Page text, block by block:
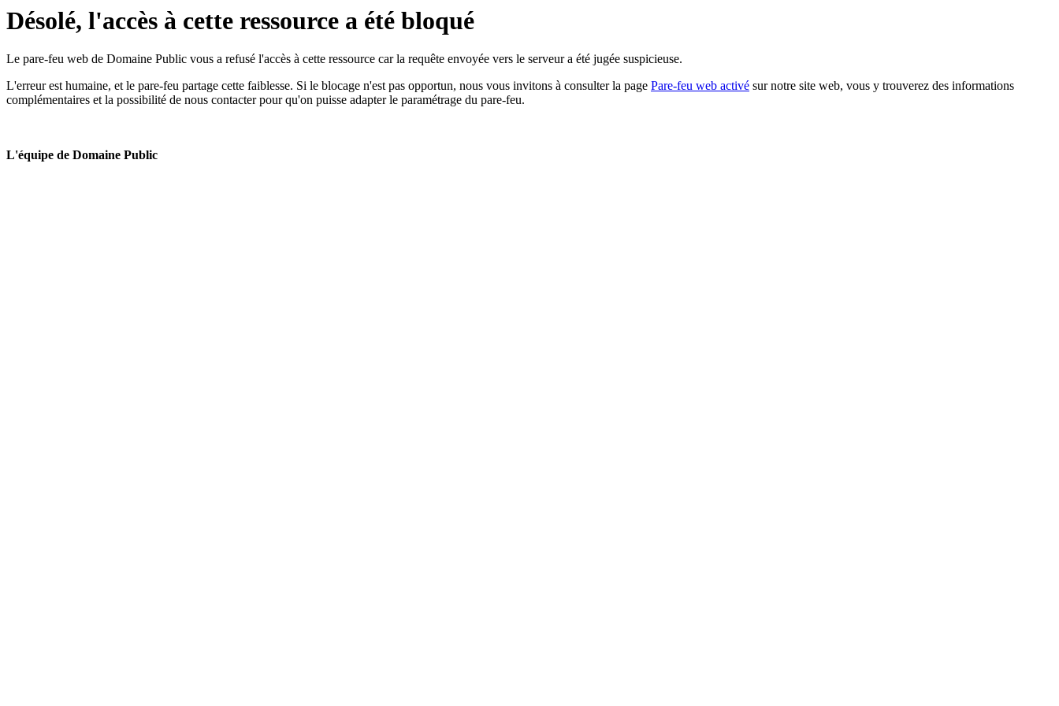
Désolé, l'accès à cette ressource a été bloqué
Le pare-feu web de Domaine Public vous a refusé l'accès à cette ressource car la requête envoyée vers le serveur a été jugée suspicieuse.
L'erreur est humaine, et le pare-feu partage cette faiblesse. Si le blocage n'est pas opportun, nous vous invitons à consulter la page Pare-feu web activé sur notre site web, vous y trouverez des informations
complémentaires et la possibilité de nous contacter pour qu'on puisse adapter le paramétrage du pare-feu.
L'équipe de Domaine Public